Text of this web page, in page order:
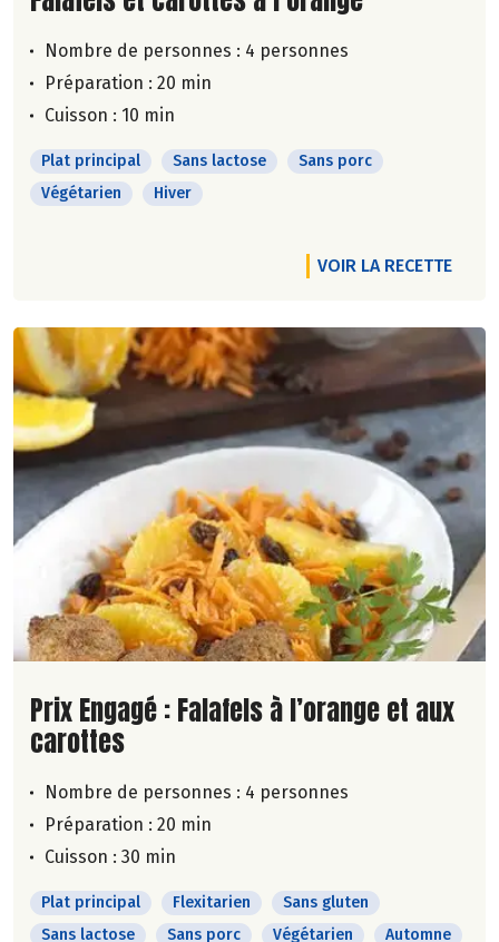
Nombre de personnes : 4 personnes
Préparation : 20 min
Cuisson : 10 min
Plat principal Sans lactose
Sans porc
Végétarien
Hiver
VOIR LA RECETTE
Lire la suite de la recette
Prix Engagé : Falafels à l’orange et aux
carottes
Nombre de personnes : 4 personnes
Préparation : 20 min
Cuisson : 30 min
Plat principal Flexitarien
Sans gluten
Sans lactose
Sans porc Végétarien
Automne